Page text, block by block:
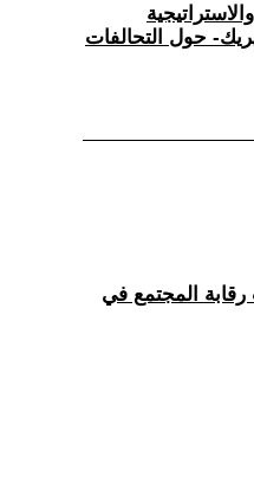
حول التحالفات
رقابة المجتمع في